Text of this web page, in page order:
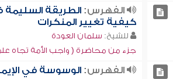
الفهرس: الطريقة السليمة
كيفية تغيير المنكرات
للشيخ: سلمان العودة
جزء من محاضرة ( واجب الأمة تجاه
الفهرس: الوسوسة في